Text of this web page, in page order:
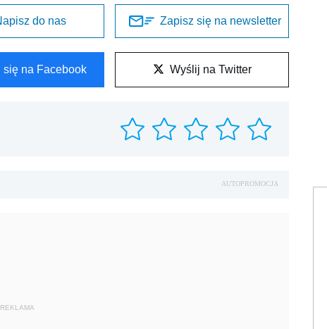
do nas Zapisz się na newsletter
się na Facebook Wyślij na Twitter
AUTOPROMOCJA
REKLAMA